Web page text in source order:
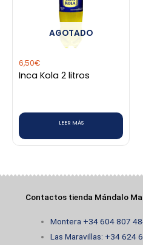
AGOTADO
6,50€
Inca Kola 2 litros
LEER MÁS
Contactos tienda Mándalo
Montera +34 604 807
Las Maravillas: +34 624